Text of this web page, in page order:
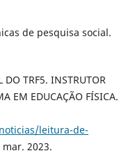
de pesquisa social.
DO TRF5. INSTRUTOR
EM EDUCAÇÃO FÍSICA.
leitura-de-
mar. 2023.